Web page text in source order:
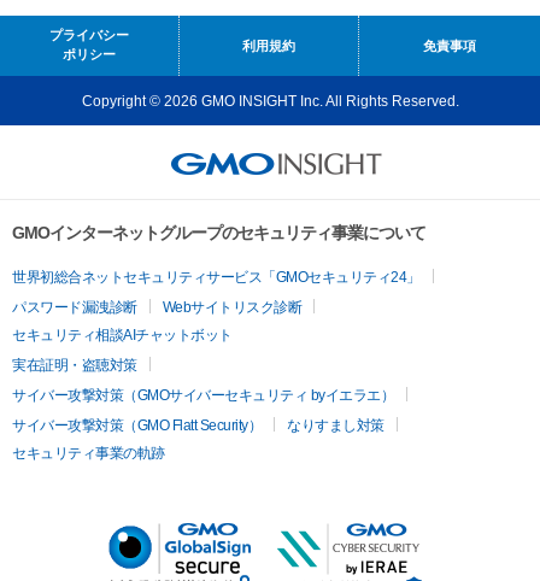
プライバシー
ポリシー
利用規約 免責事項
Copyright © 2026 GMO INSIGHT Inc. All Rights Reserved.
GMOインターネットグループのセキュリティ事業について
世界初総合ネットセキュリティサービス「GMOセキュリティ24」
パスワード漏洩診断
Webサイトリスク診断
セキュリティ相談AIチャットボット
実在証明・盗聴対策
サイバー攻撃対策（GMOサイバーセキュリティ byイエラエ）
サイバー攻撃対策（GMO Flatt Security）
なりすまし対策
セキュリティ事業の軌跡